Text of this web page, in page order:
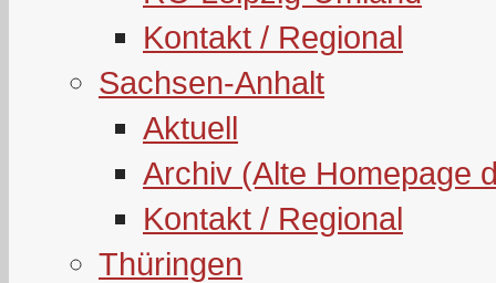
Kontakt / Regional
Sachsen-Anhalt
Aktuell
Archiv (Alte Homepage
Kontakt / Regional
Thüringen